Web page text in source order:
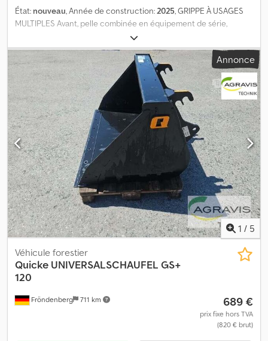
État: nouveau, Année de construction:2025, GRIPPE À USAGES
MULTIPLES Avant, pelle combinée en équipement de série,
numéro d’article : A36316 Largeur : 1 050 mm, poids : 146 kg pour
Avant 225 Chsdpfx Aqjzl Ibwsxea
Annonce
1 / 5
Fröndenberg 711 km
Véhicule forestier
Quicke UNIVERSALSCHAUFEL GS+
120
689 €
prix fixe hors TVA
(820 € brut)